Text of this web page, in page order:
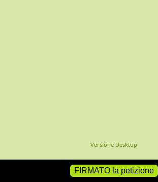
Versione Desktop